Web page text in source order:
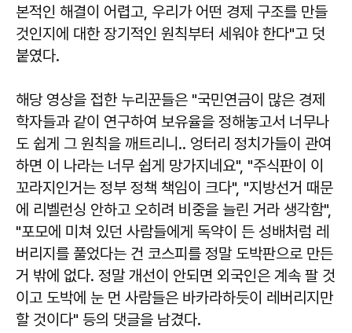
본적인 해결이 어렵고, 우리가 어떤 경제 구조를 만들
것인지에 대한 장기적인 원칙부터 세워야 한다"고 덧
붙였다.
해당 영상을 접한 누리꾼들은 "국민연금이 많은 경제
학자들과 같이 연구하여 보유율을 정해놓고서 너무나
도 쉽게 그 원칙을 깨트리니.. 엉터리 정치가들이 관여
하면 이 나라는 너무 쉽게 망가지네요", "주식판이 이
꼬라지인거는 정부 정책 책임이 크다", "지방선거 때문
에 리벨런싱 안하고 오히려 비중을 늘린 거라 생각함",
"포모에 미쳐 있던 사람들에게 독약이 든 성배처럼 레
버리지를 풀었다는 건 코스피를 정말 도박판으로 만든
거 밖에 없다. 정말 개선이 안되면 외국인은 계속 팔 것
이고 도박에 눈 먼 사람들은 바카라하듯이 레버리지만
할 것이다" 등의 댓글을 남겼다.